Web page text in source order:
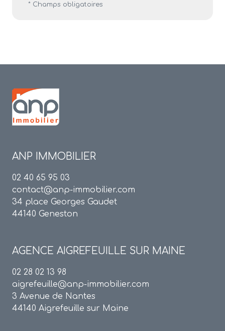
* Champs obligatoires
ANP IMMOBILIER
02 40 65 95 03
contact@anp-immobilier.com
34 place Georges Gaudet
44140 Geneston
AGENCE AIGREFEUILLE SUR MAINE
02 28 02 13 98
aigrefeuille@anp-immobilier.com
3 Avenue de Nantes
44140 Aigrefeuille sur Maine